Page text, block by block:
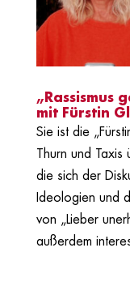
„Rassismus
mit Fürstin
Sie ist die
Thurn und Taxis
die sich der
Ideologien und
von „Lieber
außerdem